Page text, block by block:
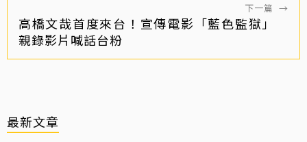
下一篇 →
高橋文哉首度來台！宣傳電影「藍色監獄」
親錄影片喊話台粉
最新文章